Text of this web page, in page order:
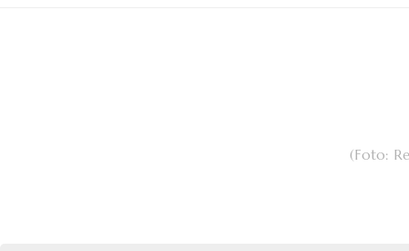
(Foto: